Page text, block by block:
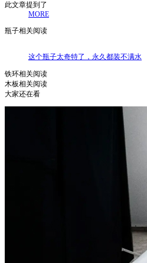
此文章提到了
MORE
瓶子相关阅读
这个瓶子太奇特了，永久都装不满水
铁环相关阅读
木板相关阅读
大家还在看